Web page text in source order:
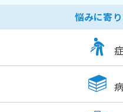
悩みに寄